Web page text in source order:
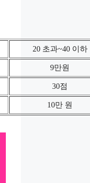
20 초과~40 이하
9만원
30점
10만 원